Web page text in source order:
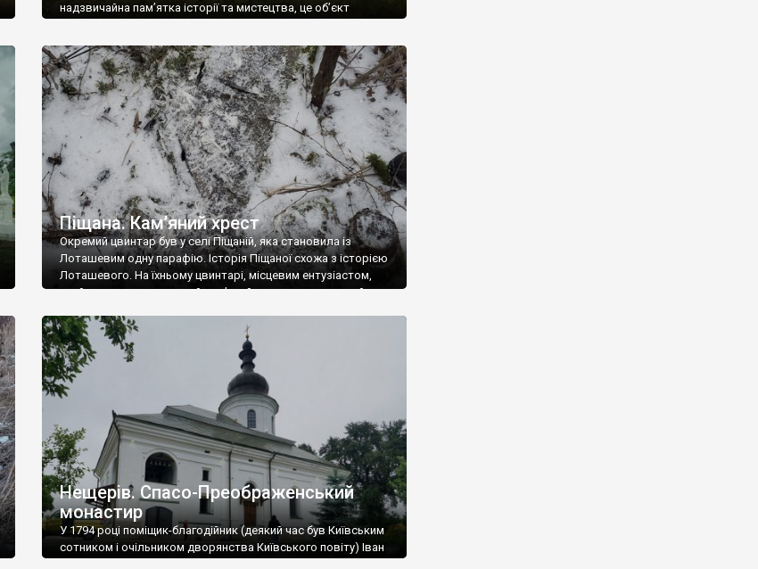
надзвичайна пам’ятка історії та мистецтва, це об’єкт
Колодистому перехоплює дух. Так, це не замок і не палац, не
церква і не житловий будинок, але візуальна атрактивність
цього старовинного цвинтаря не поступається
найвизначнішим […]
Піщана. Кам’яний хрест
Окремий цвинтар був у селі Піщаній, яка становила із
Лоташевим одну парафію. Історія Піщаної схожа з історією
Лоташевого. На їхньому цвинтарі, місцевим ентузіастом,
знайдено один завалений кам’яний хрест, та невеликий
підняти хреста. Фото Романа Маленкова.
Нещерів. Спасо-Преображенський
монастир
У 1794 році поміщик-благодійник (деякий час був Київським
сотником і очільником дворянства Київського повіту) Іван